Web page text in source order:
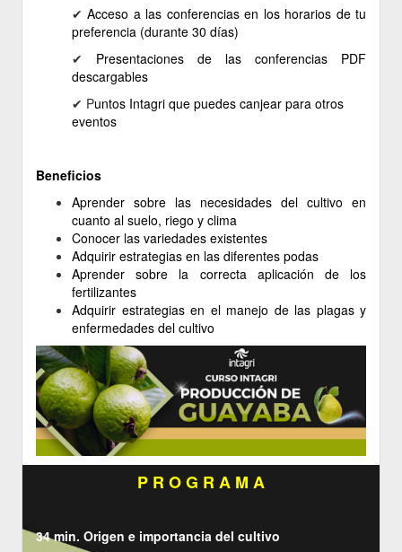
✔Acceso a las conferencias en los horarios de tu
preferencia (durante 30 días)
✔ Presentaciones de las conferencias PDF
descargables
✔ Puntos Intagri que puedes canjear para otros
eventos
Beneficios
Aprender sobre las necesidades del cultivo en
cuanto al suelo, riego y clima
Conocer las variedades existentes
Adquirir estrategias en las diferentes podas
Aprender sobre la correcta aplicación de los
fertilizantes
Adquirir estrategias en el manejo de las plagas y
enfermedades del cultivo
P R O G R A M A
34 min. Origen e importancia del cultivo